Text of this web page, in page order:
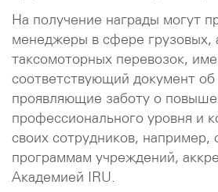
На получение награды могут
менеджеры в сфере грузовых,
таксомоторных перевозок,
соответствующий документ об
проявляющие заботу о
профессионального уровня и
своих сотрудников, например,
программам учреждений,
Академией IRU.